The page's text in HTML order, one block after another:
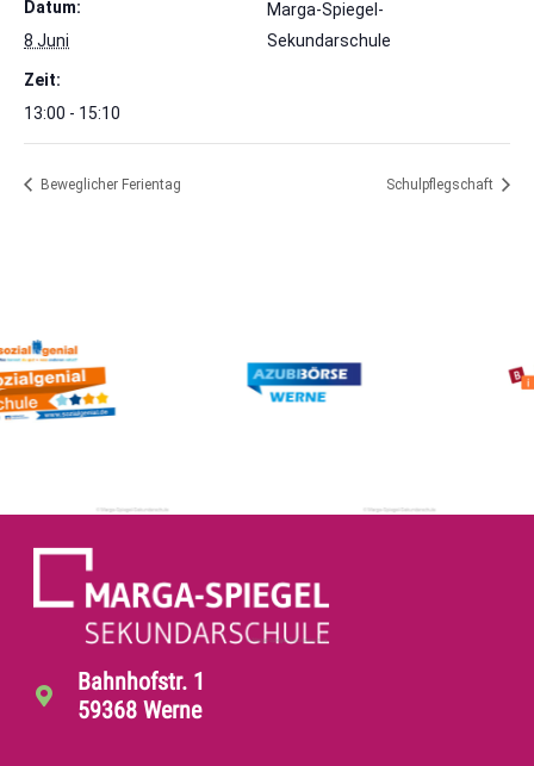
Datum:
8 Juni
Zeit:
13:00 - 15:10
Marga-Spiegel-
Sekundarschule
Beweglicher Ferientag Schulpflegschaft
Bahnhofstr. 1
59368 Werne